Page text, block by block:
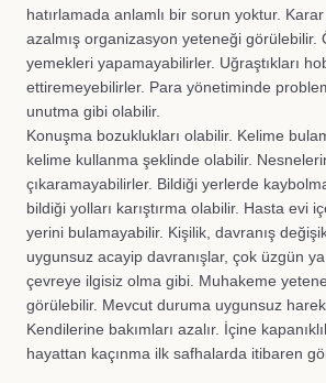
hatırlamada anlamlı bir sorun yoktur.
azalmış organizasyon yeteneği görülebilir.
yemekleri yapamayabilirler. Uğraştıkları
ettiremeyebilirler. Para yönetiminde
unutma gibi olabilir.
Konuşma bozuklukları olabilir. Kelime
kelime kullanma şeklinde olabilir.
çıkaramayabilirler. Bildiği yerlerde
bildiği yolları karıştırma olabilir. Hasta evi
yerini bulamayabilir. Kişilik, davranış
uygunsuz acayip davranışlar, çok üzgün
çevreye ilgisiz olma gibi. Muhakeme
görülebilir. Mevcut duruma uygunsuz
Kendilerine bakımları azalır. İçine
hayattan kaçınma ilk safhalarda itibaren